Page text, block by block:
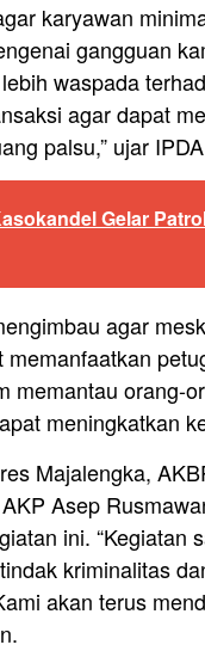
karyawan
gangguan
waspada
agar dapat
palsu,” ujar
Gelar
agar
memantau orang-
meningkatkan
Majalengka,
Asep
ini. “Kegiatan
kriminalitas
akan terus